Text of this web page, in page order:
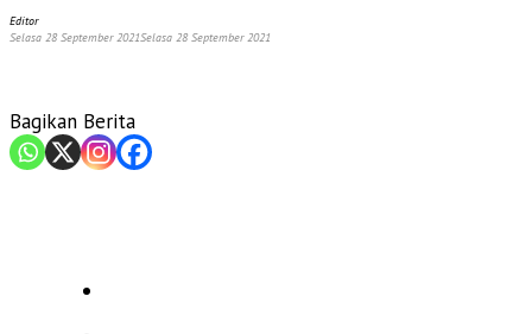
Editor
Selasa 28 September 2021Selasa 28 September 2021
Bagikan Berita